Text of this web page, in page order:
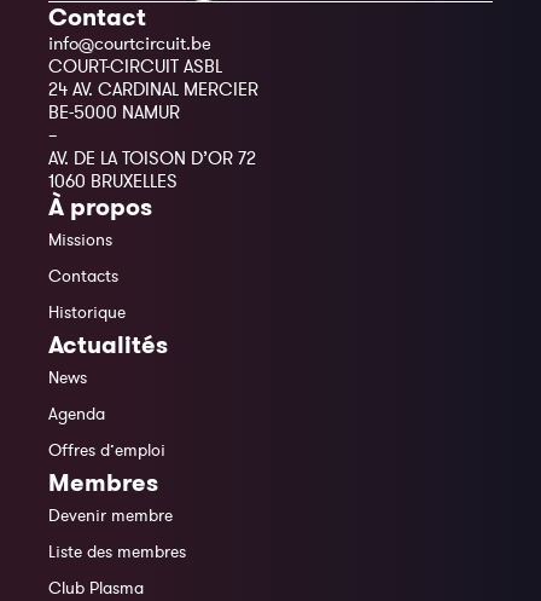
Contact
info@courtcircuit.be
COURT-CIRCUIT ASBL
24 AV. CARDINAL MERCIER
BE-5000 NAMUR
–
AV. DE LA TOISON D’OR 72
1060 BRUXELLES
À propos
Missions
Contacts
Historique
Actualités
News
Agenda
Offres d’emploi
Membres
Devenir membre
Liste des membres
Club Plasma